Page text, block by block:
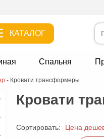
КАТАЛОГ
Спальня
- Кровати трансформеры
Кровати
Сортировать: Цена